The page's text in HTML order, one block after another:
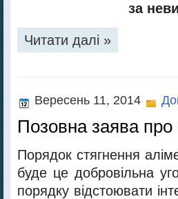
за
Читати далі »
Вересень 11, 2014
Позовна заява про
Порядок стягнення
буде це добровільна
порядку відстоювати